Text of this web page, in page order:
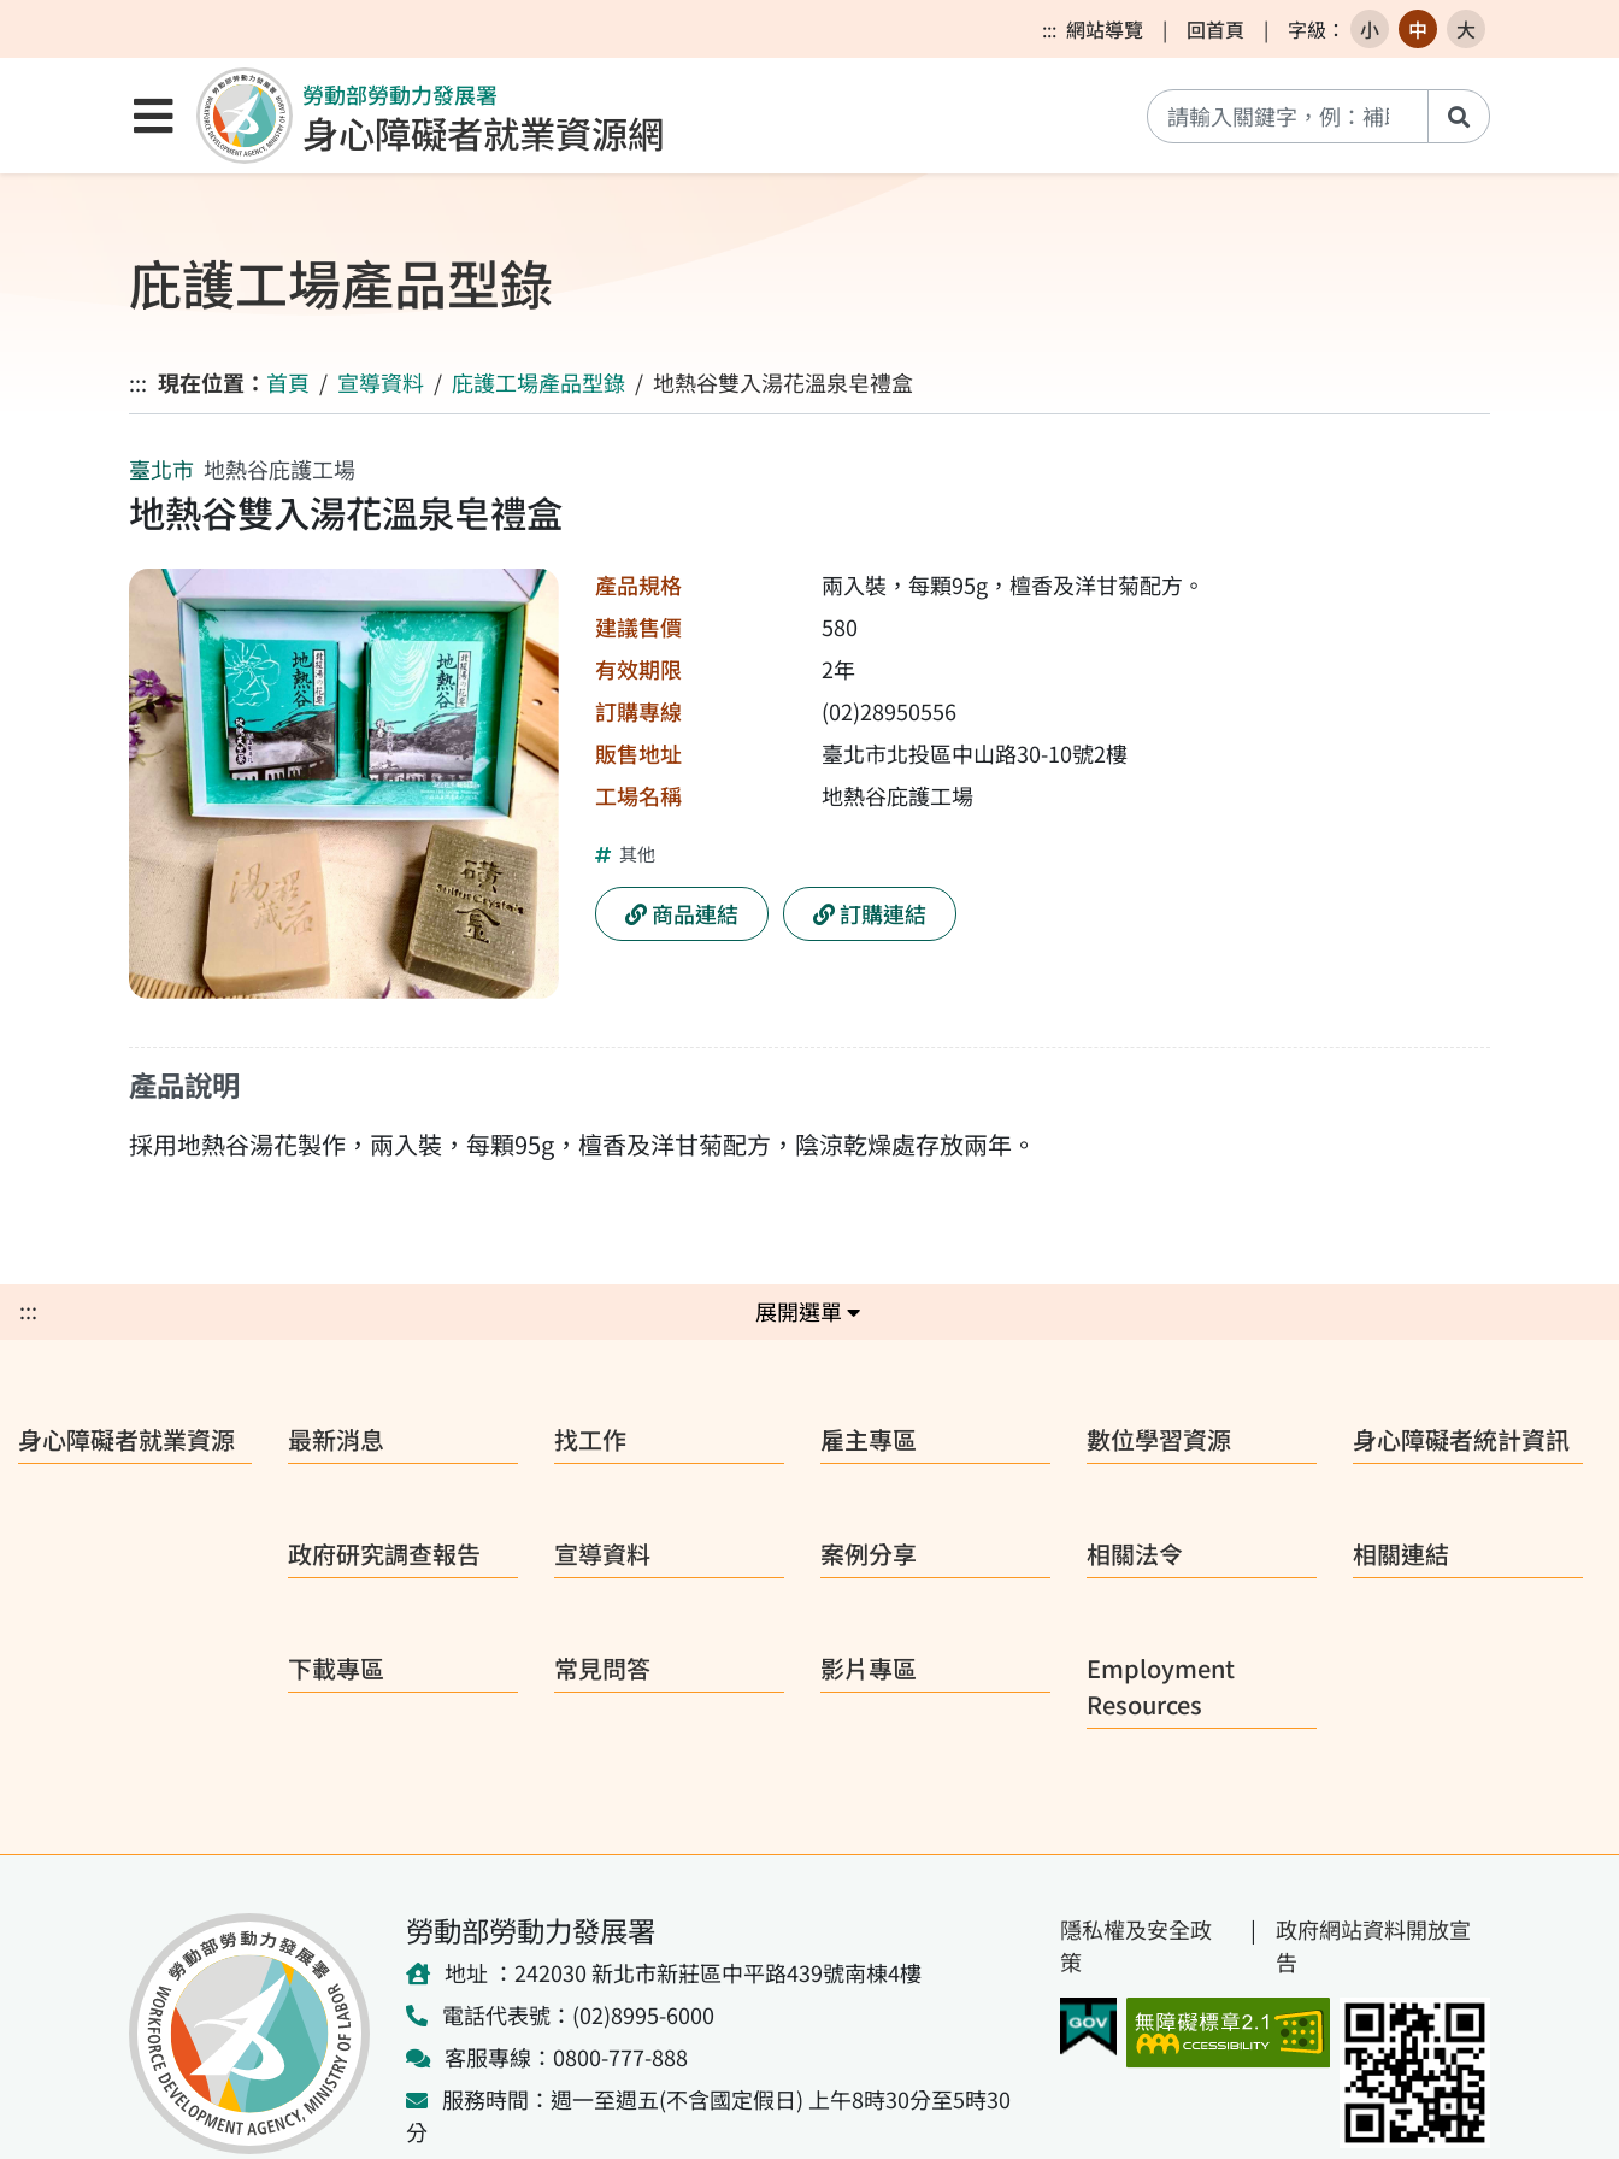
::: 網站導覽 | 回首頁 | 字級 ： 小 中 大
點選開啟選單
勞動部勞動力發展署
身心障礙者就業資源網 搜尋
庇護工場產品型錄
::: 現在位置： 首頁 宣導資料 庇護工場產品型錄 地熱谷雙入湯花溫泉皂禮盒
臺北市 地熱谷庇護工場
地熱谷雙入湯花溫泉皂禮盒
產品規格
兩入裝，每顆95g，檀香及洋甘菊配方。
建議售價
580
有效期限
2年
訂購專線
(02)28950556
販售地址
臺北市北投區中山路30-10號2樓
工場名稱
地熱谷庇護工場
其他
商品連結 訂購連結
產品說明
採用地熱谷湯花製作，兩入裝，每顆95g，檀香及洋甘菊配方，陰涼乾燥處存放兩年。
::: 選單
身心障礙者就業資源 最新消息 找工作 雇主專區 數位學習資源 身心障礙者統計資訊
政府研究調查報告 宣導資料 案例分享 相關法令 相關連結
下載專區 常見問答 影片專區
Employment
Resources
勞動部勞動力發展署
地址 ：242030 新北市新莊區中平路439號南棟4樓
電話代表號：(02)8995-6000
客服專線：0800-777-888
服務時間：週一至週五(不含國定假日) 上午8時30分至5時30
分
隱私權及安全政
策
|
政府網站資料開放宣
告